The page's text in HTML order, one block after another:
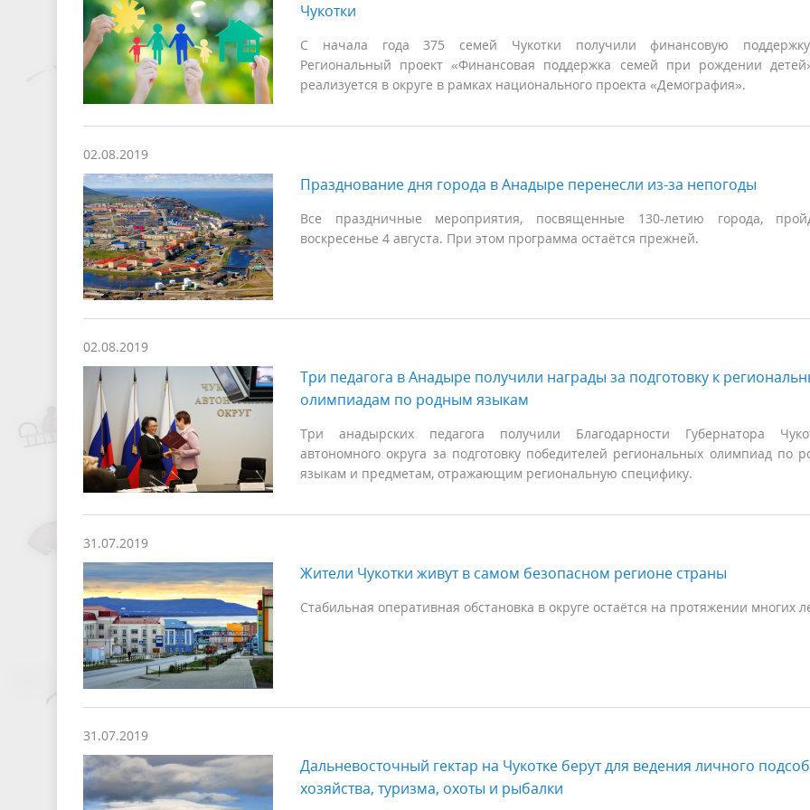
Чукотки
С начала года 375 семей Чукотки получили финансовую
Региональный проект «Финансовая поддержка семей при рождении
реализуется в округе в рамках национального проекта «Демография».
02.08.2019
Празднование дня города в Анадыре перенесли из-за непогоды
Все праздничные мероприятия, посвященные 130-летию города,
воскресенье 4 августа. При этом программа остаётся прежней.
02.08.2019
Три педагога в Анадыре получили награды за подготовку к
олимпиадам по родным языкам
Три анадырских педагога получили Благодарности Губернатора
автономного округа за подготовку победителей региональных олимпиад по
языкам и предметам, отражающим региональную специфику.
31.07.2019
Жители Чукотки живут в самом безопасном регионе страны
Стабильная оперативная обстановка в округе остаётся на протяжении многих
31.07.2019
Дальневосточный гектар на Чукотке берут для ведения личного
хозяйства, туризма, охоты и рыбалки